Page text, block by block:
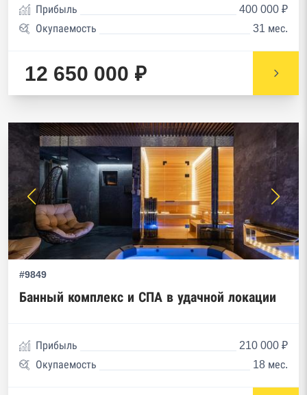
Прибыль
400 000 ₽
Окупаемость
31 мес.
12 650 000 ₽
#9849
Банный комплекс и СПА в удачной локации
Прибыль
210 000 ₽
Окупаемость
18 мес.